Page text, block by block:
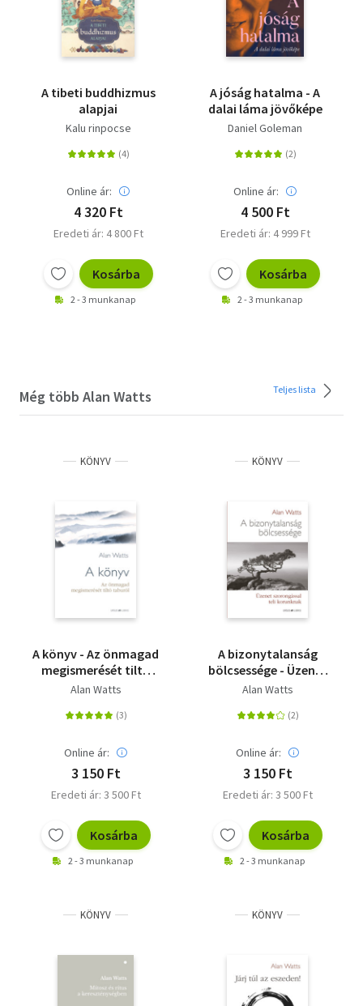
A tibeti buddhizmus
alapjai
Kalu rinpocse
Online ár:
4 320 Ft
Eredeti ár: 4 800 Ft
Kosárba
2 - 3 munkanap
A jóság hatalma - A
dalai láma jövőképe
Daniel Goleman
Online ár:
4 500 Ft
Eredeti ár: 4 999 Ft
Kosárba
2 - 3 munkanap
Még több Alan Watts Teljes lista
KÖNYV
A könyv - Az önmagad
megismerését tiltó
taburól
Alan Watts
Online ár:
3 150 Ft
Eredeti ár: 3 500 Ft
Kosárba
2 - 3 munkanap
KÖNYV
A bizonytalanság
bölcsessége - Üzenet
szorongással teli
Alan Watts
Online ár:
3 150 Ft
Eredeti ár: 3 500 Ft
Kosárba
2 - 3 munkanap
KÖNYV KÖNYV